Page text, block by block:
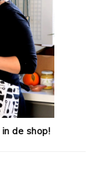
de shop!